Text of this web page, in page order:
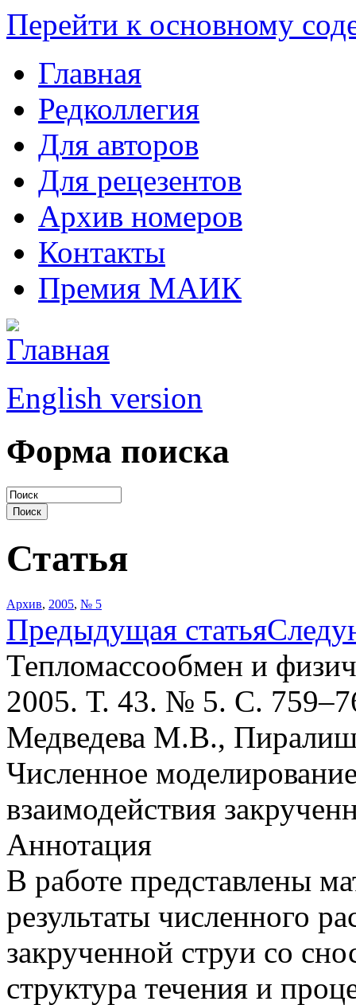
Перейти к основному
Главная
Редколлегия
Для авторов
Для рецезентов
Архив номеров
Контакты
Премия МАИК
English version
Форма поиска
Статья
Архив, 2005, № 5
Предыдущая статья
Тепломассообмен и
2005. Т. 43. № 5. С.
Медведева М.В.,
Численное
взаимодействия
Аннотация
В работе представлены
результаты численного
закрученной струи со
структура течения и